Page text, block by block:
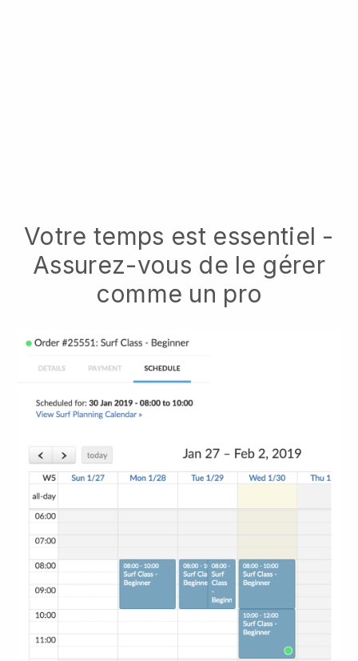
Votre temps est essentiel -
Assurez-vous de le gérer
comme un pro